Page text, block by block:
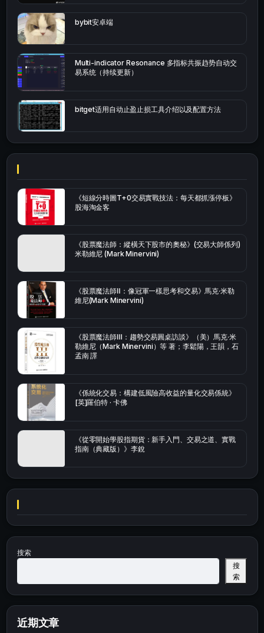
bybit安卓端
Multi-indicator Resonance 多指标共振趋势自动交
易系统（持续更新）
bitget适用自动止盈止损工具介绍以及配置方法
《短線分時圖T+0交易實戰技法：每天都抓漲停板》
股海淘金客
《股票魔法師：縱橫天下股市的奧秘》(交易大師係列)
米勒維尼 (Mark Minervini)
《股票魔法師Ⅱ：像冠軍一樣思考和交易》馬克·米勒
維尼(Mark Minervini)
《股票魔法師Ⅲ：趨勢交易圓桌訪談》（美）馬克·米
勒維尼（Mark Minervini）等 著；李鬆陽，王韻，石
孟南 譯
《係統化交易：構建低風險高收益的量化交易係統》
[英]羅伯特 · 卡佛
《從零開始學股指期貨：新手入門、交易之道、實戰
指南（典藏版）》李銳
搜索
搜
索
近期文章